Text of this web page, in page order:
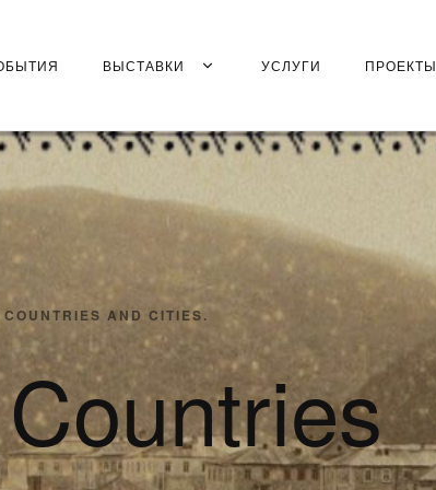
ВЫСТАВКИ УСЛУГИ ПРОЕКТЫ
AND CITIES.